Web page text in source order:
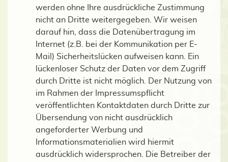
werden ohne Ihre ausdrückliche Zustimmung
nicht an Dritte weitergegeben. Wir weisen
darauf hin, dass die Datenübertragung im
Internet (z.B. bei der Kommunikation per E-
Mail) Sicherheitslücken aufweisen kann. Ein
lückenloser Schutz der Daten vor dem Zugriff
durch Dritte ist nicht möglich. Der Nutzung von
im Rahmen der Impressumspflicht
veröffentlichten Kontaktdaten durch Dritte zur
Übersendung von nicht ausdrücklich
angeforderter Werbung und
Informationsmaterialien wird hiermit
ausdrücklich widersprochen. Die Betreiber der